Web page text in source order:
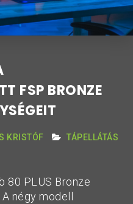
FSP BRONZE
KRISTÓF
TÁPELLÁTÁS
80 PLUS Bronze
négy modell